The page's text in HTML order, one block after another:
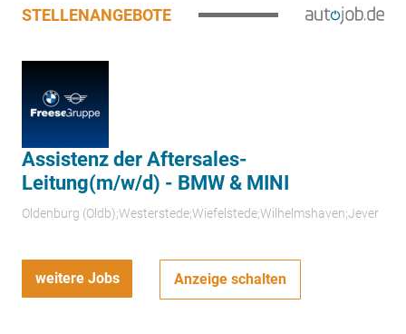
STELLENANGEBOTE
Assistenz der Aftersales-
Leitung(m/w/d) - BMW & MINI
Oldenburg (Oldb);Westerstede;Wiefelstede;Wilhelmshaven;Jever
weitere Jobs Anzeige schalten